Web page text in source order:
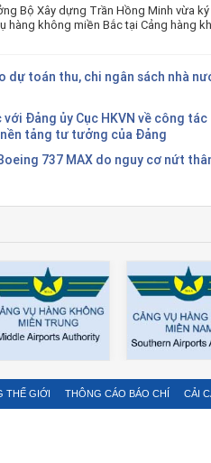
Bộ Xây dựng Trần Hồng Minh vừa
hàng không miền Bắc tại Cảng hàng
dự toán thu, chi ngân sách nhà
Đảng ủy Cục HKVN về công tác
tảng tư tưởng của Đảng
737 MAX do nguy cơ nứt
THẾ GIỚI THÔNG CÁO BÁO CHÍ CẢI